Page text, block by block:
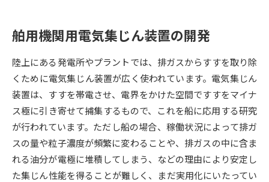
（高3生用）
（高2生用）
SELFBRAND特集ページ
オープンキャンパスなどを調べる
オープンキャンパス検索 実施プログラムから探す
舶用機関用電気集じん装置の開発
陸上にある発電所やプラントでは、排ガスからすすを取り除
くために電気集じん装置が広く使われています。電気集じん
装置は、すすを帯電させ、電界をかけた空間ですすをマイナ
ス極に引き寄せて捕集するもので、これを船に応用する研究
が行われています。ただし船の場合、稼働状況によって排ガ
スの量や粒子濃度が頻繁に変わることや、排ガスの中に含ま
れる油分が電極に堆積してしまう、などの理由により安定し
た集じん性能を得ることが難しく、まだ実用化にいたってい